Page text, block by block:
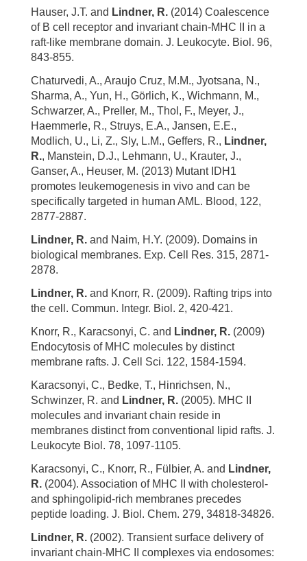
Hauser, J.T. and Lindner, R. (2014) Coalescence
of B cell receptor and invariant chain-MHC II in a
raft-like membrane domain. J. Leukocyte. Biol. 96,
843-855.
Chaturvedi, A., Araujo Cruz, M.M., Jyotsana, N.,
Sharma, A., Yun, H., Görlich, K., Wichmann, M.,
Schwarzer, A., Preller, M., Thol, F., Meyer, J.,
Haemmerle, R., Struys, E.A., Jansen, E.E.,
Modlich, U., Li, Z., Sly, L.M., Geffers, R., Lindner,
R., Manstein, D.J., Lehmann, U., Krauter, J.,
Ganser, A., Heuser, M. (2013) Mutant IDH1
promotes leukemogenesis in vivo and can be
specifically targeted in human AML. Blood, 122,
2877-2887.
Lindner, R. and Naim, H.Y. (2009). Domains in
biological membranes. Exp. Cell Res. 315, 2871-
2878.
Lindner, R. and Knorr, R. (2009). Rafting trips into
the cell. Commun. Integr. Biol. 2, 420-421.
Knorr, R., Karacsonyi, C. and Lindner, R. (2009)
Endocytosis of MHC molecules by distinct
membrane rafts. J. Cell Sci. 122, 1584-1594.
Karacsonyi, C., Bedke, T., Hinrichsen, N.,
Schwinzer, R. and Lindner, R. (2005). MHC II
molecules and invariant chain reside in
membranes distinct from conventional lipid rafts. J.
Leukocyte Biol. 78, 1097-1105.
Karacsonyi, C., Knorr, R., Fülbier, A. and Lindner,
R. (2004). Association of MHC II with cholesterol-
and sphingolipid-rich membranes precedes
peptide loading. J. Biol. Chem. 279, 34818-34826.
Lindner, R. (2002). Transient surface delivery of
invariant chain-MHC II complexes via endosomes: